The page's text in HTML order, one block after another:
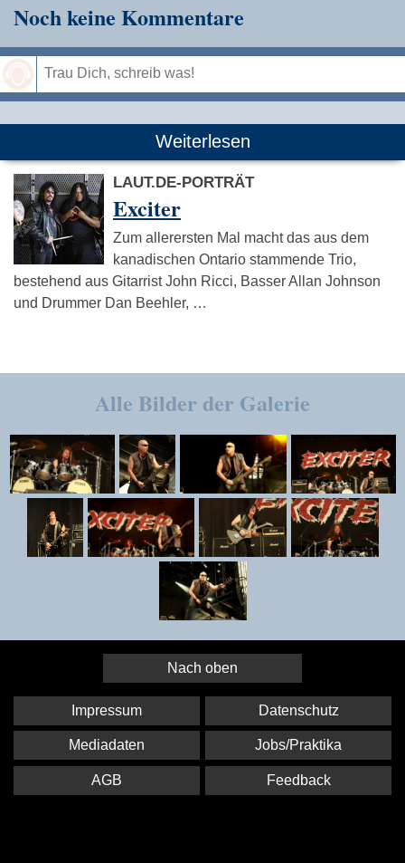
Noch keine Kommentare
Weiterlesen
LAUT.DE-PORTRÄT
Exciter
Zum allerersten Mal macht das aus dem
kanadischen Ontario stammende Trio,
bestehend aus Gitarrist John Ricci, Basser Allan Johnson
und Drummer Dan Beehler, …
Alle Bilder der Galerie
Nach oben
Impressum Datenschutz
Mediadaten Jobs/Praktika
AGB Feedback